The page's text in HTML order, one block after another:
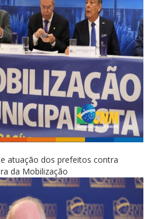
atuação dos prefeitos contra
da Mobilização